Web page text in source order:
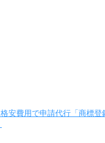
安費用で申請代行「商標登